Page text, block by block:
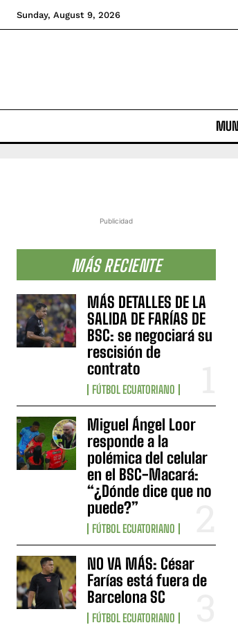
Sunday, August 9, 2026
Publicidad
MÁS RECIENTE
MÁS DETALLES DE LA
SALIDA DE FARÍAS DE
BSC: se negociará su
rescisión de
contrato
FÚTBOL ECUATORIANO
Miguel Ángel Loor
responde a la
polémica del celular
en el BSC-Macará:
“¿Dónde dice que no
puede?”
FÚTBOL ECUATORIANO
NO VA MÁS: César
Farías está fuera de
Barcelona SC
FÚTBOL ECUATORIANO